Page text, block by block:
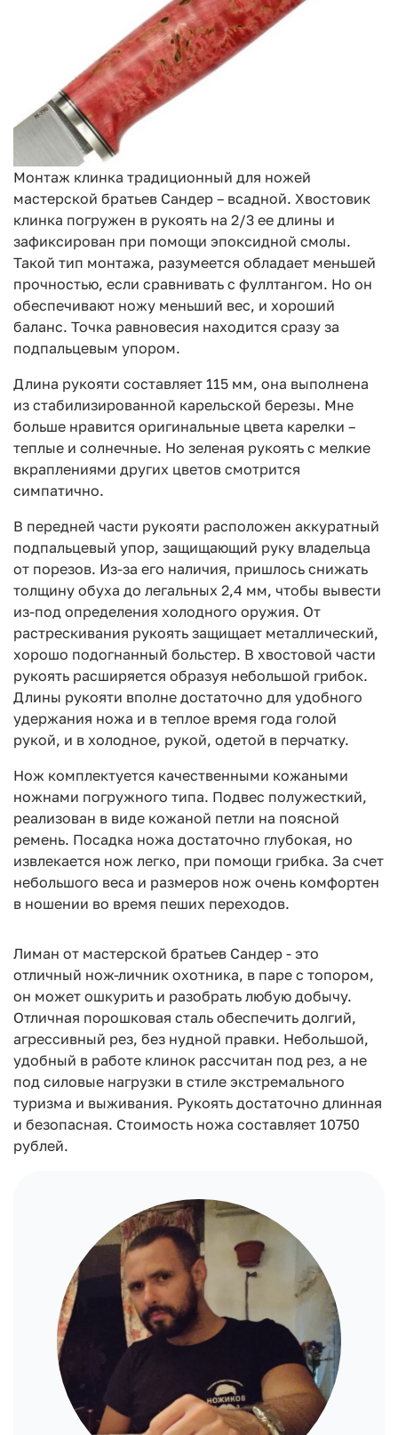
Монтаж клинка традиционный для ножей
мастерской братьев Сандер – всадной. Хвостовик
клинка погружен в рукоять на 2/3 ее длины и
зафиксирован при помощи эпоксидной смолы.
Такой тип монтажа, разумеется обладает меньшей
прочностью, если сравнивать с фуллтангом. Но он
обеспечивают ножу меньший вес, и хороший
баланс. Точка равновесия находится сразу за
подпальцевым упором.
Длина рукояти составляет 115 мм, она выполнена
из стабилизированной карельской березы. Мне
больше нравится оригинальные цвета карелки –
теплые и солнечные. Но зеленая рукоять с мелкие
вкраплениями других цветов смотрится
симпатично.
В передней части рукояти расположен аккуратный
подпальцевый упор, защищающий руку владельца
от порезов. Из-за его наличия, пришлось снижать
толщину обуха до легальных 2,4 мм, чтобы вывести
из-под определения холодного оружия. От
растрескивания рукоять защищает металлический,
хорошо подогнанный больстер. В хвостовой части
рукоять расширяется образуя небольшой грибок.
Длины рукояти вполне достаточно для удобного
удержания ножа и в теплое время года голой
рукой, и в холодное, рукой, одетой в перчатку.
Нож комплектуется качественными кожаными
ножнами погружного типа. Подвес полужесткий,
реализован в виде кожаной петли на поясной
ремень. Посадка ножа достаточно глубокая, но
извлекается нож легко, при помощи грибка. За счет
небольшого веса и размеров нож очень комфортен
в ношении во время пеших переходов.
Лиман от мастерской братьев Сандер - это
отличный нож-личник охотника, в паре с топором,
он может ошкурить и разобрать любую добычу.
Отличная порошковая сталь обеспечить долгий,
агрессивный рез, без нудной правки. Небольшой,
удобный в работе клинок рассчитан под рез, а не
под силовые нагрузки в стиле экстремального
туризма и выживания. Рукоять достаточно длинная
и безопасная. Стоимость ножа составляет 10750
рублей.